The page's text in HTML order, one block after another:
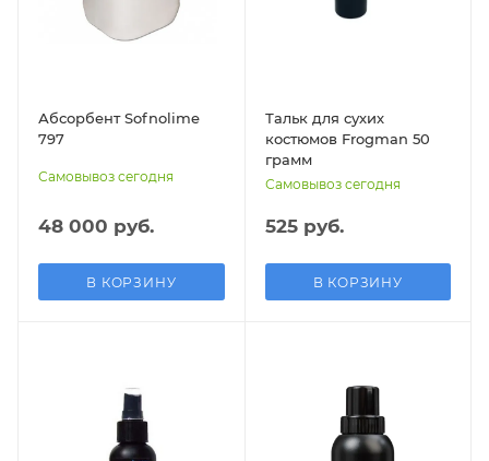
Абсорбент Sofnolime
797
Самовывоз сегодня
48 000 руб.
В КОРЗИНУ
Тальк для сухих
костюмов Frogman 50
грамм
Самовывоз сегодня
525 руб.
В КОРЗИНУ